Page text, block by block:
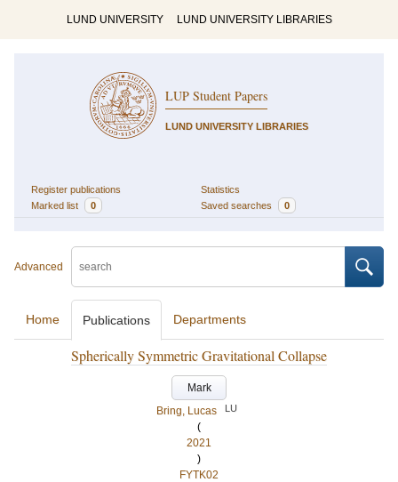
LUND UNIVERSITY LUND UNIVERSITY LIBRARIES
LUP Student Papers
LUND UNIVERSITY LIBRARIES
Register publications
Statistics
Marked list
0 Saved searches 0
Advanced
Home Publications Departments
Spherically Symmetric Gravitational Collapse
Mark
Bring, Lucas
LU
(
2021
)
FYTK02